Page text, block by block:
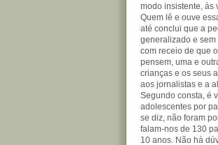
modo insistente, às
Quem lê e ouve
até conclui que a
generalizado e sem
com receio de que
pensem, uma e
crianças e os seus
aos jornalistas e a
Segundo consta, é
adolescentes por
se diz, não foram
falam-nos de 130
10 anos. Não há